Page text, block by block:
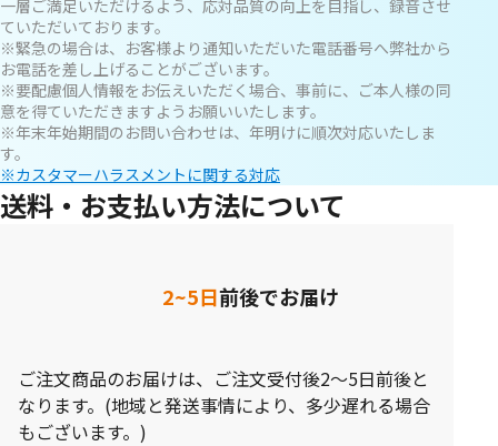
一層ご満足いただけるよう、応対品質の向上を目指し、録音させ
ていただいております。
※緊急の場合は、お客様より通知いただいた電話番号へ弊社から
お電話を差し上げることがございます。
※要配慮個人情報をお伝えいただく場合、事前に、ご本人様の同
意を得ていただきますようお願いいたします。
※年末年始期間のお問い合わせは、年明けに順次対応いたしま
す。
※カスタマーハラスメントに関する対応
送料・お支払い方法について
2~5日前後でお届け
ご注文商品のお届けは、ご注文受付後2～5日前後と
なります。(地域と発送事情により、多少遅れる場合
もございます。)